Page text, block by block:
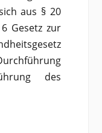
aus § 20
Gesetz zur
des